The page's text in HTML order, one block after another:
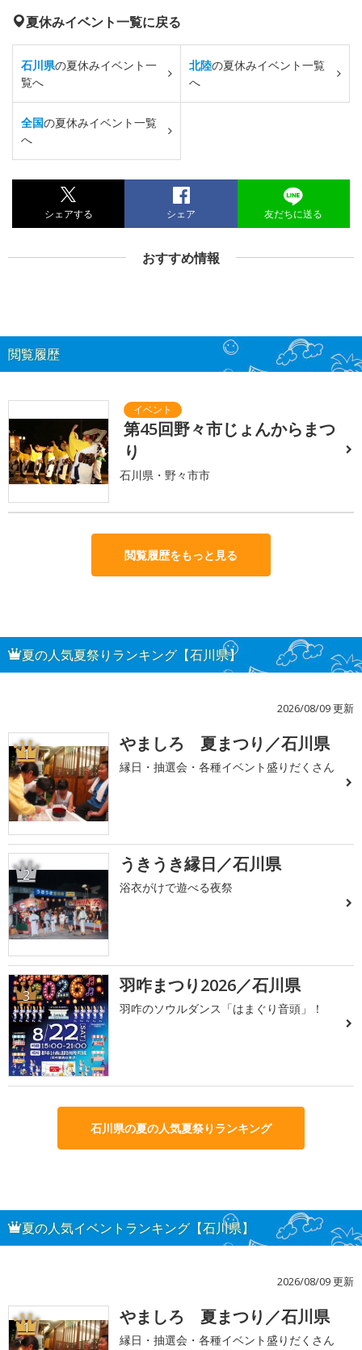
夏休みイベント一覧に戻る
石川県の夏休みイベント一
覧へ
北陸の夏休みイベント一覧
へ
全国の夏休みイベント一覧
へ
シェアする シェア 友だちに送る
おすすめ情報
閲覧履歴
第45回野々市じょんからまつ
り
石川県・野々市市
閲覧履歴をもっと見る
夏の人気夏祭りランキング【石川県】
2026/08/09 更新
1 やましろ 夏まつり／石川県
縁日・抽選会・各種イベント盛りだくさん
2 うきうき縁日／石川県
浴衣がけで遊べる夜祭
3 羽咋まつり2026／石川県
羽咋のソウルダンス「はまぐり音頭」！
石川県の夏の人気夏祭りランキング
夏の人気イベントランキング【石川県】
2026/08/09 更新
1 やましろ 夏まつり／石川県
縁日・抽選会・各種イベント盛りだくさん